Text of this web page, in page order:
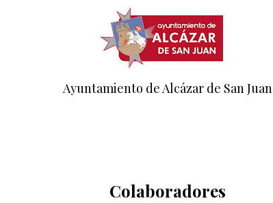
Ayuntamiento de Alcázar de San Juan
Colaboradores